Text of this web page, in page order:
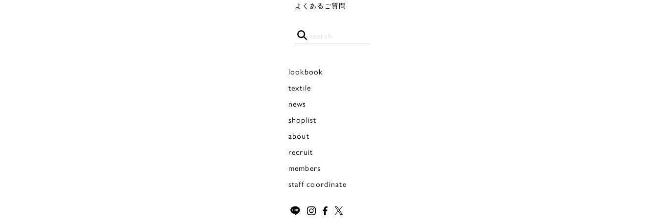
よくあるご質問
lookbook
textile
news
shoplist
about
recruit
members
staff coordinate